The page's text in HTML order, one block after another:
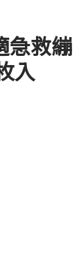
急救繃
入